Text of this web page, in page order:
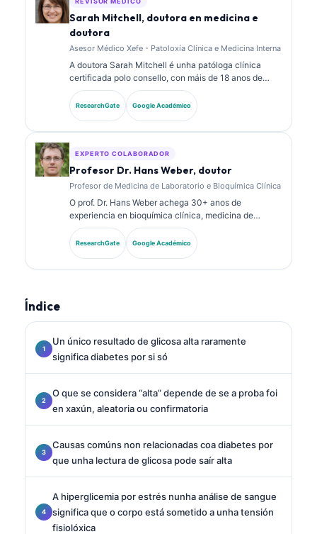
Sarah Mitchell, doutora en medicina e
doutora
Asesor Médico Xefe - Patoloxía Clínica e Medicina Interna
A doutora Sarah Mitchell é unha patóloga clínica
certificada polo consello, con máis de 18 anos de
experiencia en medicina de laboratorio e análise
diagnóstica. Ten certificacións de especialidade en
química clínica e publicou extensamente sobre
ResearchGate Google Académico
EXPERTO COLABORADOR
Profesor Dr. Hans Weber, doutor
Profesor de Medicina de Laboratorio e Bioquímica Clínica
O prof. Dr. Hans Weber achega 30+ anos de
experiencia en bioquímica clínica, medicina de
laboratorio e investigación de biomarcadores. Ex
presidente da Sociedade Alemá de Química Clínica,
especialízase na análise de paneis diagnósticos, na
ResearchGate Google Académico
Índice
Un único resultado de glicosa alta raramente
significa diabetes por si só
O que se considera “alta” depende de se a proba foi
en xaxún, aleatoria ou confirmatoria
Causas comúns non relacionadas coa diabetes por
que unha lectura de glicosa pode saír alta
A hiperglicemia por estrés nunha análise de sangue
significa que o corpo está sometido a unha tensión
fisiolóxica